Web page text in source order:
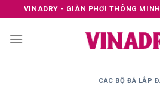
to
content
VINADRY - GIÀN PHƠI THÔNG
CÁC BỘ ĐÃ LẮP